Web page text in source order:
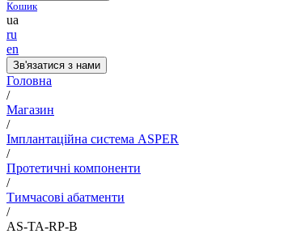
Кошик
ua
ru
en
Зв'язатися з нами
Головна
/
Магазин
/
Імплантаційна система ASPER
/
Протетичні компоненти
/
Тимчасові абатменти
/
AS-TA-RP-B